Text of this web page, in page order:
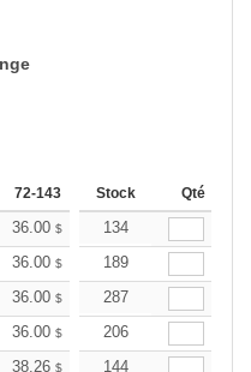
72-143 144-287 288 +
Stock Qté
36.00 $ 34.20$
134
36.00 $ 34.20$
189
36.00 $ 34.20$
287
36.00 $ 34.20$
206
38.26 $ 36.34$
144